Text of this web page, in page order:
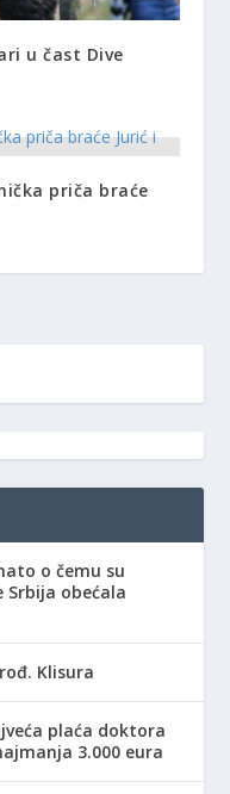
u čast Dive
priča braće
o čemu su
obećala
Klisura
plaća doktora
3.000 eura